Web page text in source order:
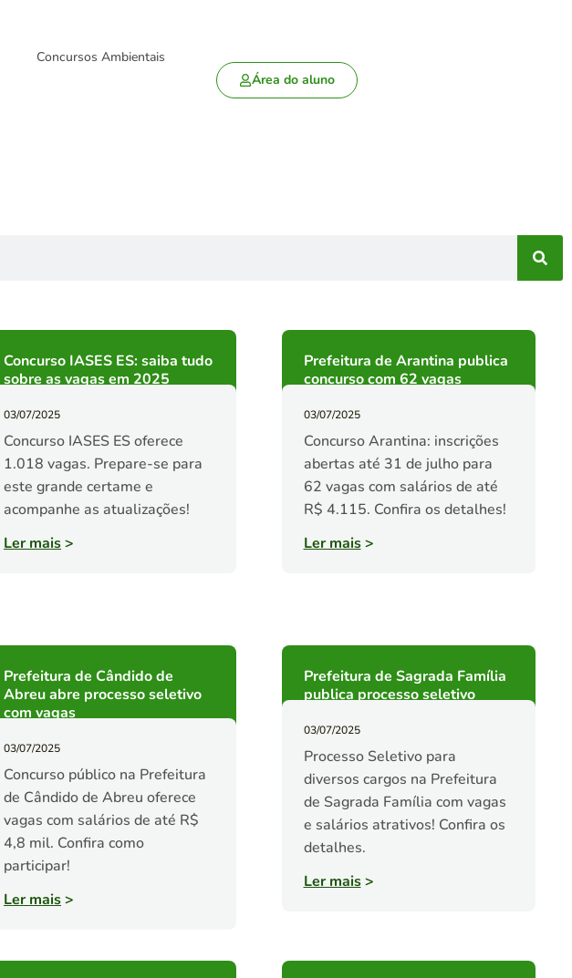
Concursos Ambientais
Área do aluno
Concurso IASES ES: saiba tudo
sobre as vagas em 2025
03/07/2025
Concurso IASES ES oferece
1.018 vagas. Prepare-se para
este grande certame e
acompanhe as atualizações!
Ler mais>
Prefeitura de Arantina publica
concurso com 62 vagas
03/07/2025
Concurso Arantina: inscrições
abertas até 31 de julho para
62 vagas com salários de até
R$ 4.115. Confira os detalhes!
Ler mais>
Prefeitura de Cândido de
Abreu abre processo seletivo
com vagas
03/07/2025
Concurso público na Prefeitura
de Cândido de Abreu oferece
vagas com salários de até R$
4,8 mil. Confira como
participar!
Ler mais>
Prefeitura de Sagrada Família
publica processo seletivo
03/07/2025
Processo Seletivo para
diversos cargos na Prefeitura
de Sagrada Família com vagas
e salários atrativos! Confira os
detalhes.
Ler mais>